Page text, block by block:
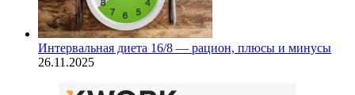
Интервальная диета 16/8 — рацион, плюсы и минусы
26.11.2025